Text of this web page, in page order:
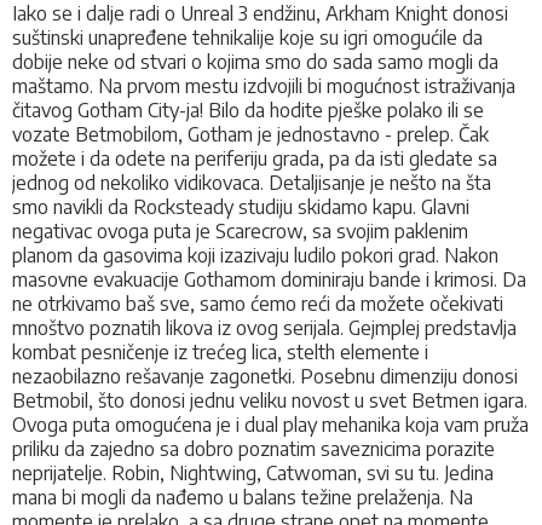
Iako se i dalje radi o Unreal 3 endžinu, Arkham Knight donosi
suštinski unapređene tehnikalije koje su igri omogućile da
dobije neke od stvari o kojima smo do sada samo mogli da
maštamo. Na prvom mestu izdvojili bi mogućnost istraživanja
čitavog Gotham City-ja! Bilo da hodite pješke polako ili se
vozate Betmobilom, Gotham je jednostavno - prelep. Čak
možete i da odete na periferiju grada, pa da isti gledate sa
jednog od nekoliko vidikovaca. Detaljisanje je nešto na šta
smo navikli da Rocksteady studiju skidamo kapu. Glavni
negativac ovoga puta je Scarecrow, sa svojim paklenim
planom da gasovima koji izazivaju ludilo pokori grad. Nakon
masovne evakuacije Gothamom dominiraju bande i krimosi. Da
ne otrkivamo baš sve, samo ćemo reći da možete očekivati
mnoštvo poznatih likova iz ovog serijala. Gejmplej predstavlja
kombat pesničenje iz trećeg lica, stelth elemente i
nezaobilazno rešavanje zagonetki. Posebnu dimenziju donosi
Betmobil, što donosi jednu veliku novost u svet Betmen igara.
Ovoga puta omogućena je i dual play mehanika koja vam pruža
priliku da zajedno sa dobro poznatim saveznicima porazite
neprijatelje. Robin, Nightwing, Catwoman, svi su tu. Jedina
mana bi mogli da nađemo u balans težine prelaženja. Na